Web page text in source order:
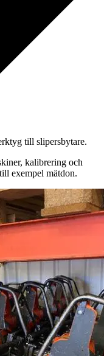
till slipersbytare.
kalibrering och
exempel mätdon.